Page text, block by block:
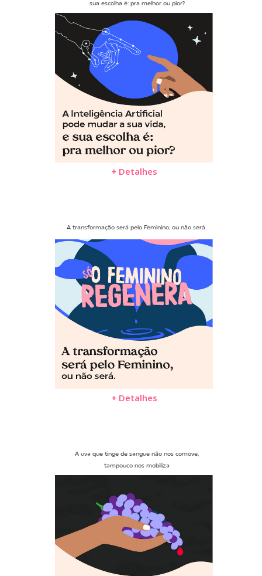
sua escolha é: pra melhor ou pior?
+ Detalhes
A transformação será pelo Feminino, ou não será
+ Detalhes
A uva que tinge de sangue não nos comove,
tampouco nos mobiliza